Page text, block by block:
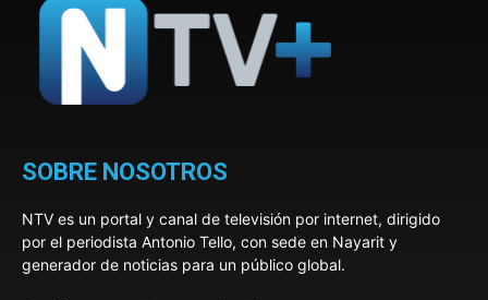
SOBRE NOSOTROS
NTV es un portal y canal de televisión por internet, dirigido
por el periodista Antonio Tello, con sede en Nayarit y
generador de noticias para un público global.